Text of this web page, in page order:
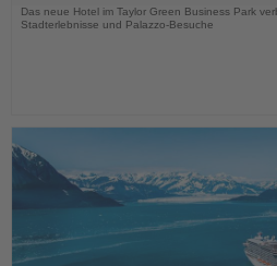
Das neue Hotel im Taylor Green Business Park
Stadterlebnisse und Palazzo-Besuche